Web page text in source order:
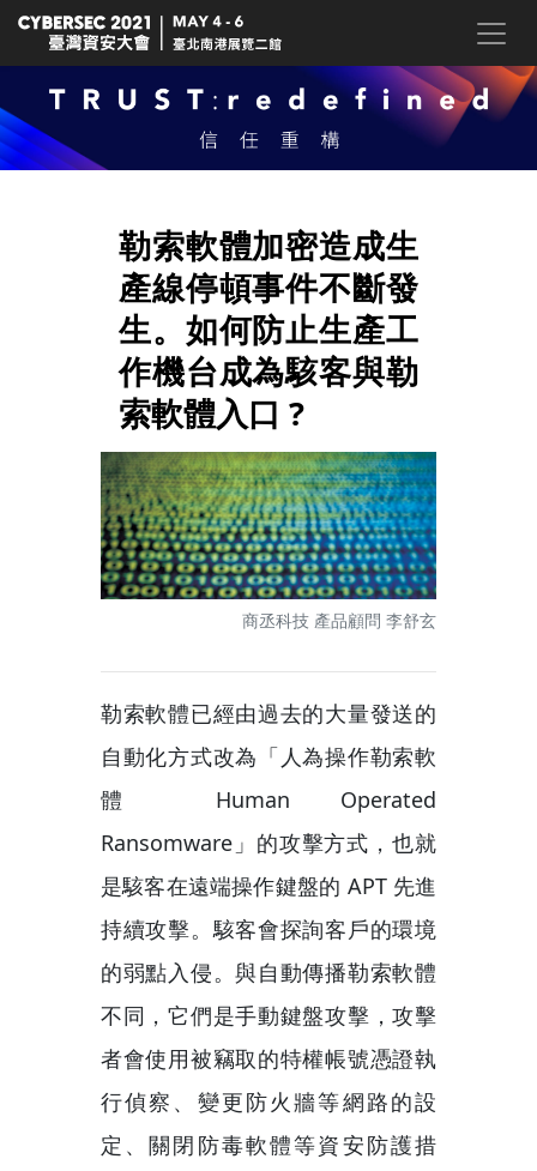
勒索軟體加密造成生
產線停頓事件不斷發
生。如何防止生產工
作機台成為駭客與勒
索軟體入口 ?
商丞科技 產品顧問 李舒玄
勒索軟體已經由過去的大量發送的
自動化方式改為「人為操作勒索軟
體 Human Operated
Ransomware」的攻擊方式，也就
是駭客在遠端操作鍵盤的 APT 先進
持續攻擊。駭客會探詢客戶的環境
的弱點入侵。與自動傳播勒索軟體
不同，它們是手動鍵盤攻擊，攻擊
者會使用被竊取的特權帳號憑證執
行偵察、變更防火牆等網路的設
定、關閉防毒軟體等資安防護措